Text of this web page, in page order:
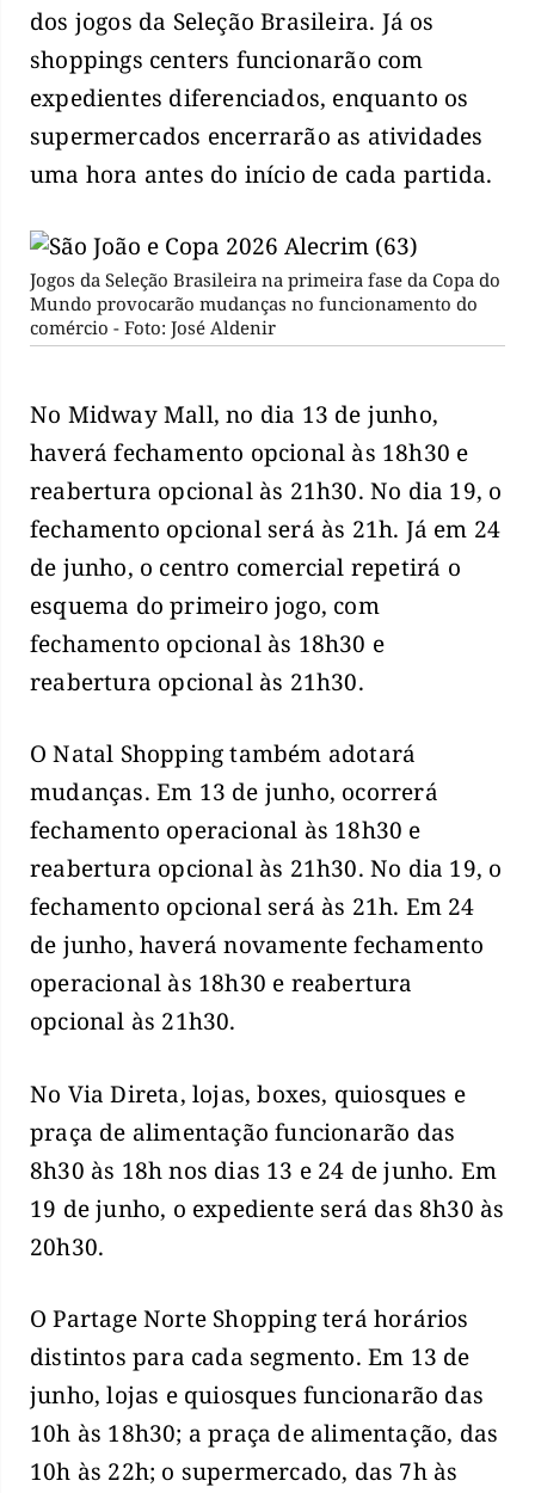
dos jogos da Seleção Brasileira. Já os
shoppings centers funcionarão com
expedientes diferenciados, enquanto os
supermercados encerrarão as atividades
uma hora antes do início de cada partida.
Jogos da Seleção Brasileira na primeira fase da Copa do
Mundo provocarão mudanças no funcionamento do
comércio - Foto: José Aldenir
No Midway Mall, no dia 13 de junho,
haverá fechamento opcional às 18h30 e
reabertura opcional às 21h30. No dia 19, o
fechamento opcional será às 21h. Já em 24
de junho, o centro comercial repetirá o
esquema do primeiro jogo, com
fechamento opcional às 18h30 e
reabertura opcional às 21h30.
O Natal Shopping também adotará
mudanças. Em 13 de junho, ocorrerá
fechamento operacional às 18h30 e
reabertura opcional às 21h30. No dia 19, o
fechamento opcional será às 21h. Em 24
de junho, haverá novamente fechamento
operacional às 18h30 e reabertura
opcional às 21h30.
No Via Direta, lojas, boxes, quiosques e
praça de alimentação funcionarão das
8h30 às 18h nos dias 13 e 24 de junho. Em
19 de junho, o expediente será das 8h30 às
20h30.
O Partage Norte Shopping terá horários
distintos para cada segmento. Em 13 de
junho, lojas e quiosques funcionarão das
10h às 18h30; a praça de alimentação, das
10h às 22h; o supermercado, das 7h às